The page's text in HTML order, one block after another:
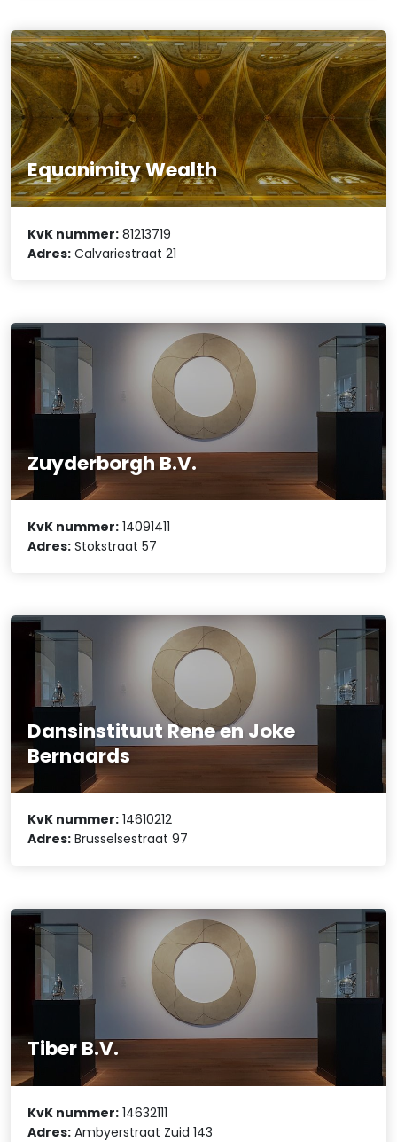
Equanimity Wealth
KvK nummer: 81213719
Adres: Calvariestraat 21
Zuyderborgh B.V.
KvK nummer: 14091411
Adres: Stokstraat 57
Dansinstituut Rene en Joke
Bernaards
KvK nummer: 14610212
Adres: Brusselsestraat 97
Tiber B.V.
KvK nummer: 14632111
Adres: Ambyerstraat Zuid 143